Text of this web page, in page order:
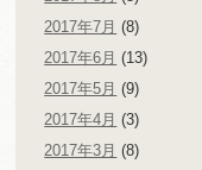
2017年7月 (8)
2017年6月 (13)
2017年5月 (9)
2017年4月 (3)
2017年3月 (8)